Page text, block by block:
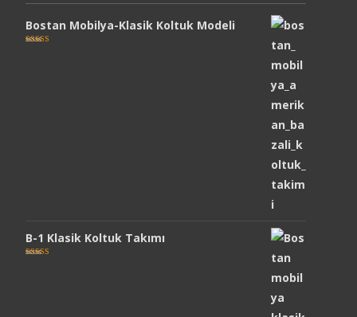
Bostan Mobilya-Klasik Koltuk Modeli
B-1 Klasik Koltuk Takımı